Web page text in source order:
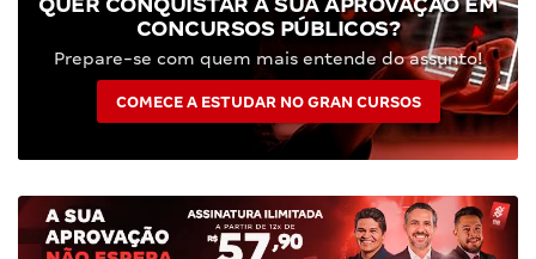
CONCURSOS PÚBLICOS?
Prepare-se com quem mais entende do assunto!
COMECE A ESTUDAR NO GRAN CURSOS